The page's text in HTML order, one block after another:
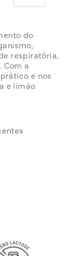
do
respiratória,
a
e nos
e limão.